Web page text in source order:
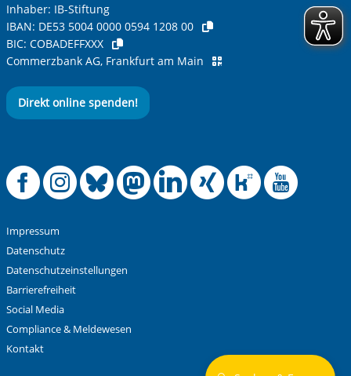
Inhaber: IB-Stiftung
IBAN: DE53 5004 0000 0594 1208 00
BIC: COBADEFFXXX
Commerzbank AG, Frankfurt am Main
Direkt online spenden!
Offizielle
Offizielle
Offizielle
Offizielle
Offizielle
Impressum
Datenschutz
Datenschutzeinstellungen
Barrierefreiheit
Social Media
Compliance & Meldewesen
Kontakt